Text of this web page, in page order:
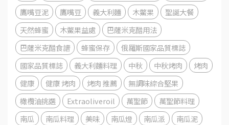
鷹嘴豆泥
鷹嘴豆 義大利麵 木鱉果
聖誕大餐
天然蜂蜜
木鱉果益處
巴薩米克醋用法
巴薩米克醋食譜
蜂蜜保存
俄羅斯國家品質標誌
國家品質標誌
義大利麵料理 中秋 中秋烤肉
烤肉
健康
健康 烤肉 烤肉 推薦
無調味綜合堅果
橄欖油挑選
Extraoliveroil 萬聖節
萬聖節料理
南瓜
南瓜料理 美味 南瓜燈 南瓜派
南瓜泥